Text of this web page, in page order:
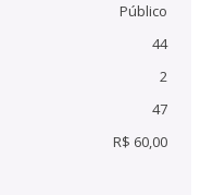
Público
44
2
47
R$ 60,00